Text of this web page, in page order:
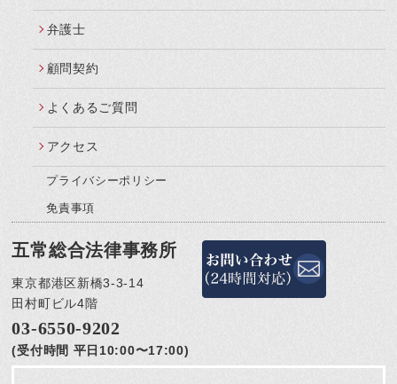
弁護士
顧問契約
よくあるご質問
アクセス
プライバシーポリシー
免責事項
五常総合法律事務所
東京都港区新橋3-3-14
田村町ビル4階
03-6550-9202
(受付時間 平日10:00〜17:00)